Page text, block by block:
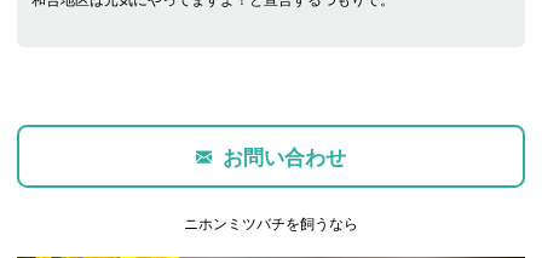
お問い合わせ
ニホンミツバチを飼うなら